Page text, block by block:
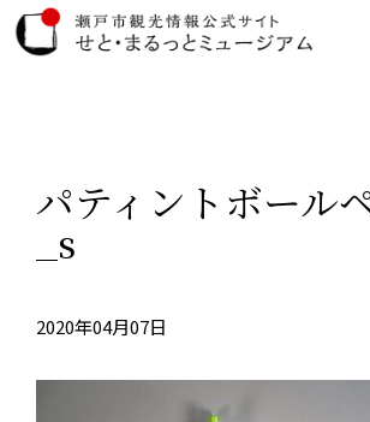
パティントボール
_s
2020年04月07日